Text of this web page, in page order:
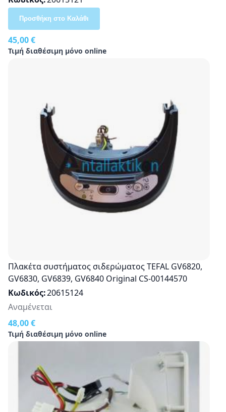
45,00 €
Τιμή διαθέσιμη μόνο online
Προσθήκη στο Καλάθι
Πλακέτα συστήματος σιδερώματος TEFAL GV6820,
GV6830, GV6839, GV6840 Original CS-00144570
Κωδικός 20615124
48,00 €
Τιμή διαθέσιμη μόνο online
Αναμένεται